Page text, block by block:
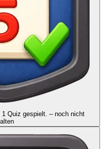
1 Quiz gespielt. – noch nicht